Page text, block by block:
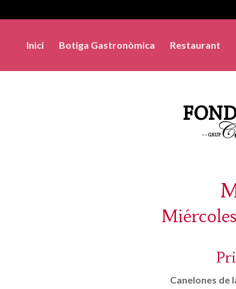
Inici Botiga Gastronòmica Restaurant
Canelones de